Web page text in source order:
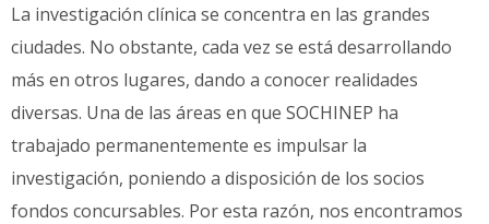
La investigación clínica se concentra en las grandes
ciudades. No obstante, cada vez se está desarrollando
más en otros lugares, dando a conocer realidades
diversas. Una de las áreas en que SOCHINEP ha
trabajado permanentemente es impulsar la
investigación, poniendo a disposición de los socios
fondos concursables. Por esta razón, nos encontramos